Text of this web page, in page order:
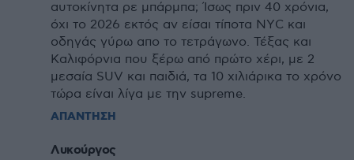
αυτοκίνητα ρε μπάρμπα; Ίσως πριν 40 χρόνια,
όχι το 2026 εκτός αν είσαι τίποτα ΝΥC και
οδηγάς γύρω απο το τετράγωνο. Τέξας και
Καλιφόρνια που ξέρω από πρώτο χέρι, με 2
μεσαία SUV και παιδιά, τα 10 χιλιάρικα το χρόνο
τώρα είναι λίγα με την supreme.
ΑΠΑΝΤΗΣΗ
Λυκούργος